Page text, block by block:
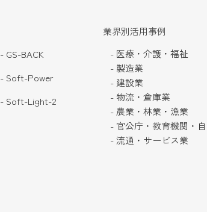
- GS-BACK
- Soft-Power
- Soft-Light-2
業界別活用事例
- 医療・介護・福祉
- 製造業
- 建設業
- 物流・倉庫業
- 農業・林業・漁業
- 官公庁・教育機関・
- 流通・サービス業